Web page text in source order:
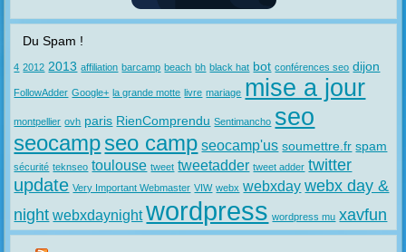
Du Spam !
4 2012 2013 affiliation barcamp beach bh black hat bot conférences seo dijon
FollowAdder Google+ la grande motte livre mariage mise a jour
montpellier ovh paris RienComprendu Sentimancho seo
seocampseo camp seocamp'us soumettre.fr spam
sécurité teknseo toulouse tweet tweetadder tweet adder twitter
update Very Important Webmaster VIW webx webxday webx day &
night webxdaynight wordpress wordpress mu xavfun